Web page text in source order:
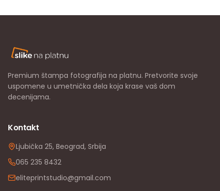
Premium štampa fotografija na platnu. Pretvorite svoje
uspomene u umetnička dela koja krase vaš dom
decenijama.
Kontakt
Ljubička 25, Beograd, Srbija
065 235 8432
eliteprintstudio@gmail.com